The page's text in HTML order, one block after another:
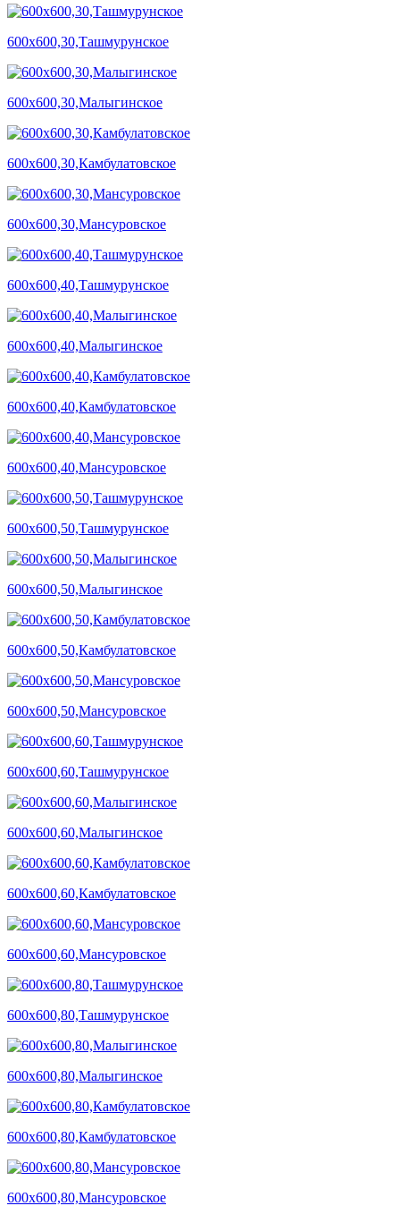
600х600,30,Ташмурунское
600х600,30,Малыгинское
600х600,30,Камбулатовское
600х600,30,Мансуровское
600х600,40,Ташмурунское
600х600,40,Малыгинское
600х600,40,Камбулатовское
600х600,40,Мансуровское
600х600,50,Ташмурунское
600х600,50,Малыгинское
600х600,50,Камбулатовское
600х600,50,Мансуровское
600х600,60,Ташмурунское
600х600,60,Малыгинское
600х600,60,Камбулатовское
600х600,60,Мансуровское
600х600,80,Ташмурунское
600х600,80,Малыгинское
600х600,80,Камбулатовское
600х600,80,Мансуровское